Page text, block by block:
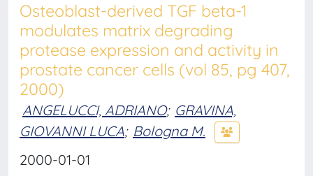
Osteoblast-derived TGF beta-1
modulates matrix degrading
protease expression and activity in
prostate cancer cells (vol 85, pg 407,
2000)
ANGELUCCI, ADRIANO; GRAVINA,
GIOVANNI LUCA; Bologna M.
2000-01-01